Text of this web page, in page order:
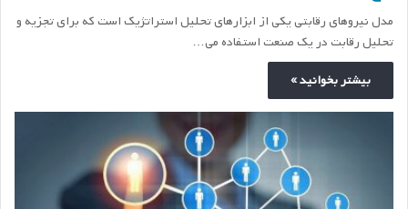
مدل نیروهای رقابتی یکی از ابزارهای تحلیل استراتژیک است که برای تجزیه و
تحلیل رقابت در یک صنعت استفاده می…
بیشتر بخوانید »